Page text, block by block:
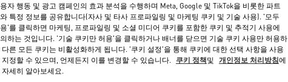
자 행동 및 광고 캠페인의 효과 분석을 수행하며 Meta, Google 및 TikTok을 비롯한 파트
특정 정보를 공유합니다(자사 및 타사 프로파일링 및 마케팅 쿠키 및 기술 사용). '모두
'를 클릭하면 마케팅, 프로파일링 및 소셜 미디어 쿠키를 포함한 쿠키 및 추적기 사용에
하는 것입니다. '기술 쿠키만 허용'을 클릭하거나 배너를 닫으면 기술 쿠키 사용만 허용하
다른 모든 쿠키는 비활성화하게 됩니다. '쿠키 설정'을 통해 쿠키에 대한 선택 사항을 사용
지정할 수 있으며, 언제든지 이를 변경할 수 있습니다. 쿠키 정책및 개인정보 처리방침에
자세히 알아보세요.